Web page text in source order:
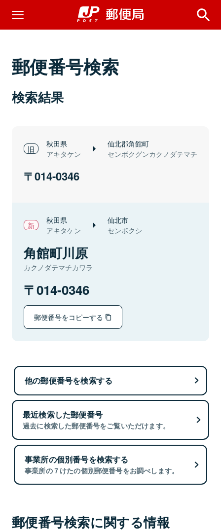
郵便番号検索
検索結果
秋田県
アキタケン
仙北郡角館町
センボクグンカクノダテマチ
014-0346
秋田県
アキタケン
仙北市
センボクシ
角館町川原
カクノダテマチカワラ
014-0346
郵便番号をコピーする
他の郵便番号を検索する
最近検索した郵便番号
過去に検索した郵便番号をご覧いただけます。
事業所の個別番号を検索する
事業所の７けたの個別郵便番号をお調べします。
郵便番号検索に関する情報